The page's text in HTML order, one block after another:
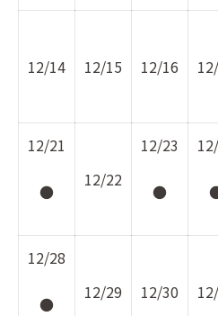
12/14 12/15 12/16
12/21
●
12/22
12/23
●
12/28
●
12/29 12/30